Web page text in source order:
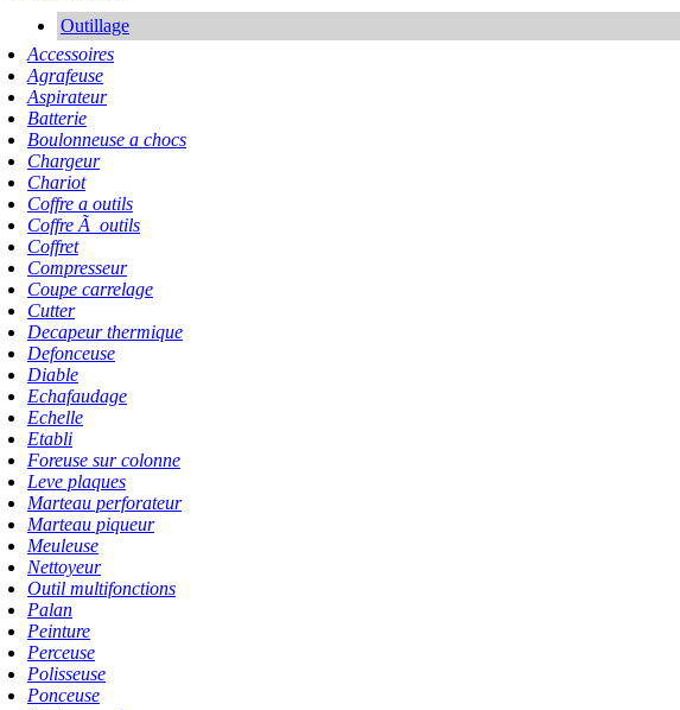
Outillage
Accessoires
Agrafeuse
Aspirateur
Batterie
Boulonneuse a chocs
Chargeur
Chariot
Coffre a outils
Coffre Ã outils
Coffret
Compresseur
Coupe carrelage
Cutter
Decapeur thermique
Defonceuse
Diable
Echafaudage
Echelle
Etabli
Foreuse sur colonne
Leve plaques
Marteau perforateur
Marteau piqueur
Meuleuse
Nettoyeur
Outil multifonctions
Palan
Peinture
Perceuse
Polisseuse
Ponceuse